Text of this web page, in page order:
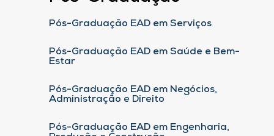
Pós-Graduação EAD em Serviços
Pós-Graduação EAD em Saúde e Bem-
Estar
Pós-Graduação EAD em Negócios,
Administração e Direito
Pós-Graduação EAD em Engenharia,